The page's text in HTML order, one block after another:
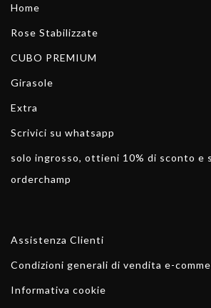
Home
Rose Stabilizzate
CUBO PREMIUM
Girasole
Extra
Scrivici su whatsapp
solo ingrosso, ottieni 10% di sconto e
orderchamp
Assistenza Clienti
Condizioni generali di vendita e-
Informativa cookie